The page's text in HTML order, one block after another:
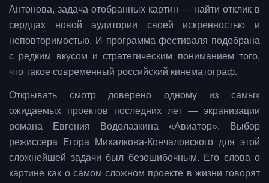
Антонова, задача отобранных картин — найти отклик в
сердцах новой аудитории своей искренностью и
неповторимостью. И программа фестиваля подобрана
с редким вкусом и стратегическим пониманием того,
что такое современный российский кинематограф.
Открывать смотр доверено одному из самых
ожидаемых проектов последних лет — экранизации
романа Евгения Водолазкина «Авиатор». Выбор
режиссера Егора Михалкова-Кончаловского для этой
сложнейшей задачи был безошибочным. Его слова о
картине как о самом сложном проекте в жизни говорят